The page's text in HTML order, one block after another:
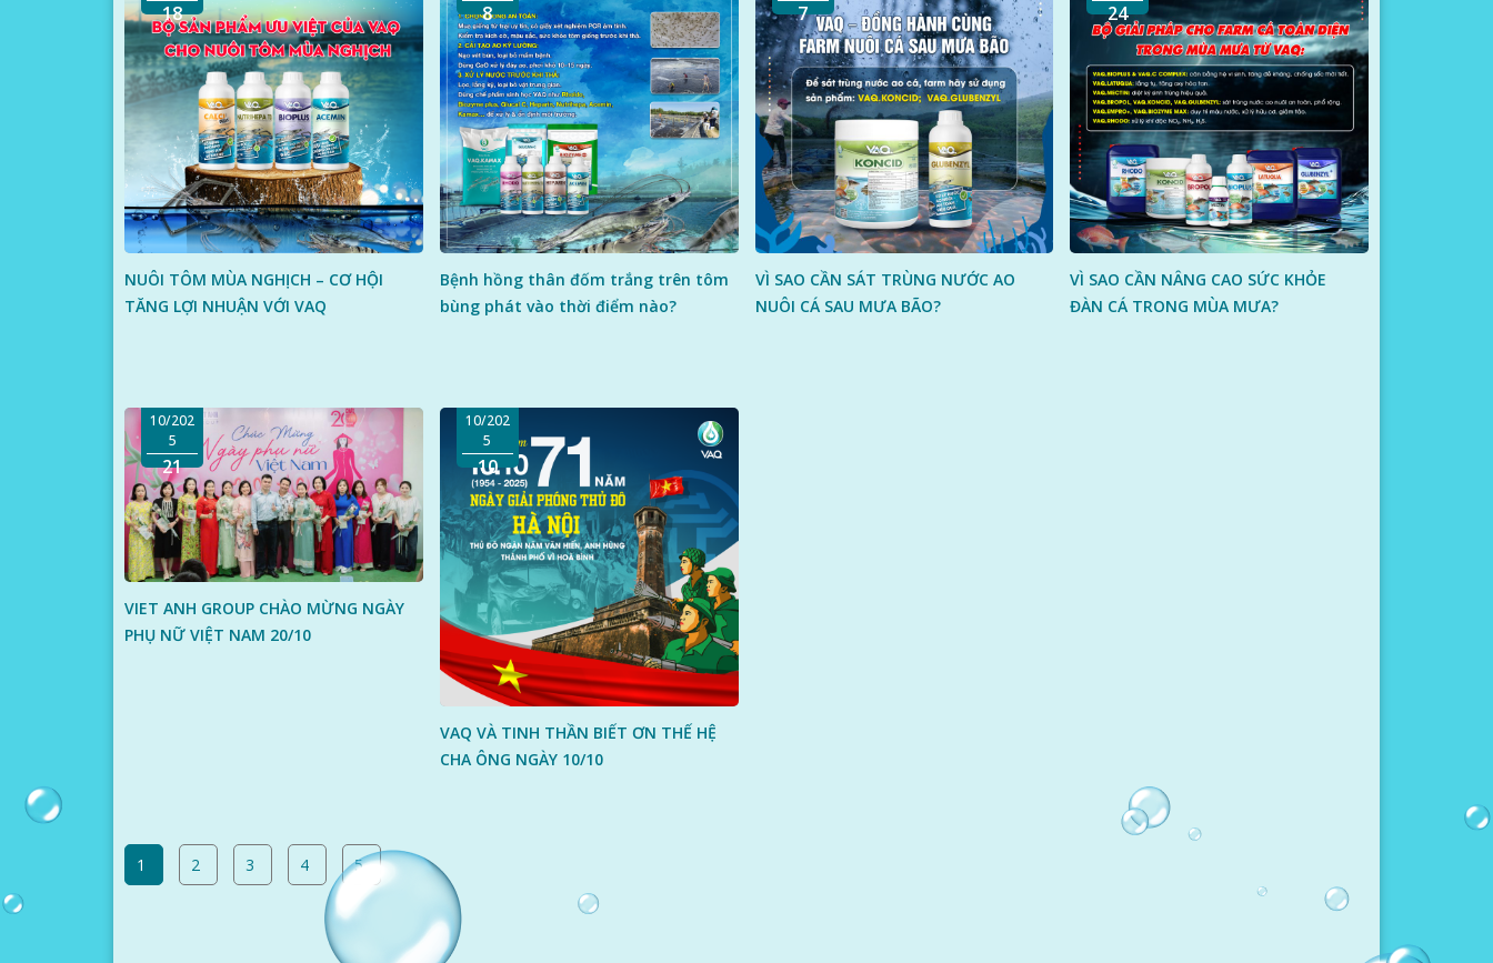
18
NUÔI TÔM MÙA NGHỊCH – CƠ HỘI
TĂNG LỢI NHUẬN VỚI VAQ
8
Bệnh hồng thân đốm trắng trên tôm
bùng phát vào thời điểm nào?
7
VÌ SAO CẦN SÁT TRÙNG NƯỚC AO
NUÔI CÁ SAU MƯA BÃO?
24
VÌ SAO CẦN NÂNG CAO SỨC KHỎE
ĐÀN CÁ TRONG MÙA MƯA?
10/202
5
21
VIET ANH GROUP CHÀO MỪNG NGÀY
PHỤ NỮ VIỆT NAM 20/10
10/202
5
10
VAQ VÀ TINH THẦN BIẾT ƠN THẾ HỆ
CHA ÔNG NGÀY 10/10
1 2 3 4 5